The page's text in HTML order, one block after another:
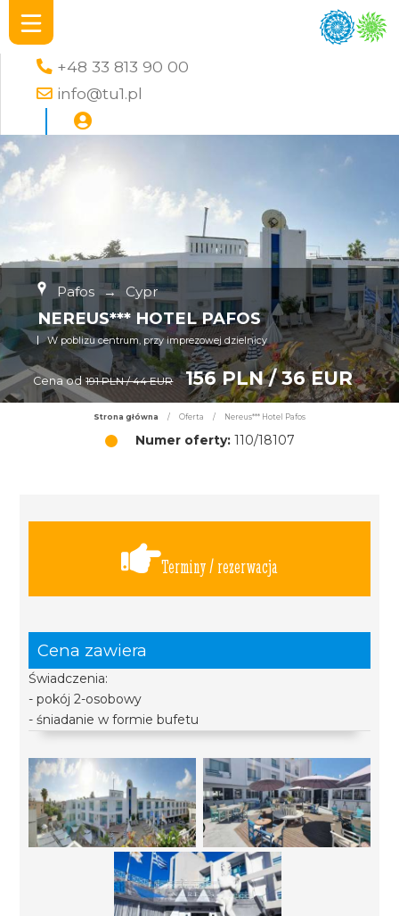
+48 33 813 90 00
info@tu1.pl
Pafos → Cypr
NEREUS*** HOTEL PAFOS
W poblizu centrum, przy imprezowej dzielnicy
Cena od 191 PLN / 44 EUR 156 PLN / 36 EUR
Strona główna / Oferta / Nereus*** Hotel Pafos
Numer oferty:110/18107
Terminy / rezerwacja
Cena zawiera
Świadczenia:
- pokój 2-osobowy
- śniadanie w formie bufetu